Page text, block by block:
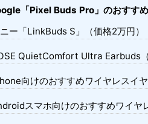
「Pixel Buds Pro」のおすす
ー「LinkBuds S」（価格2万円）
QuietComfort Ultra Earbuds（
向けのおすすめワイヤレスイ
スマホ向けのおすすめワイヤ